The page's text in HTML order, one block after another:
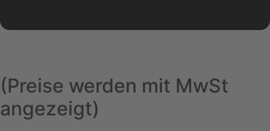
(Preise werden mit MwSt
angezeigt)